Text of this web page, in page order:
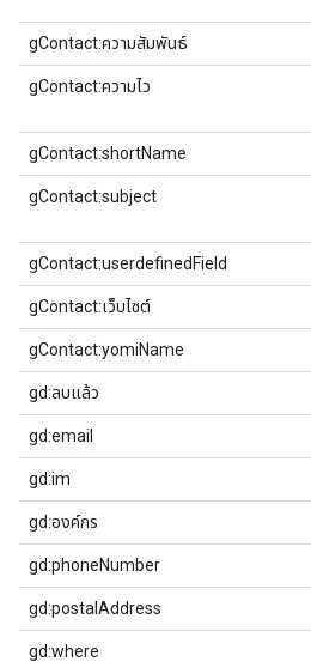
gContact:ความสัมพันธ์
gContact:ความไว
gContact:shortName
gContact:subject
gContact:userdefinedField
gContact:เว็บไซต์
gContact:yomiName
gd:ลบแล้ว
gd:email
gd:im
gd:องค์กร
gd:phoneNumber
gd:postalAddress
gd:where